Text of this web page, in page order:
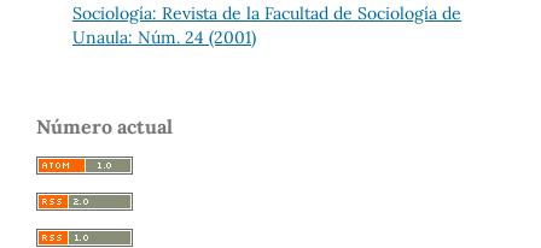
Sociología: Revista de la Facultad de Sociología de
Unaula: Núm. 24 (2001)
Número actual